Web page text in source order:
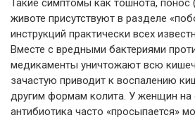
Такие симптомы как тошнота, понос
животе присутствуют в разделе
инструкций практически всех
Вместе с вредными бактериями
медикаменты уничтожают всю
зачастую приводит к воспалению
другим формам колита. У женщин на
антибиотика часто «просыпается»